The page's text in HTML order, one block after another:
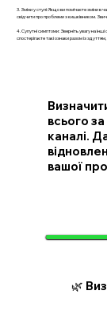
3. Зміни у стулі: Якщо ви помічаєте зміни в
свідчити про проблеми з кишківником.
4. Супутні симптоми: Зверніть увагу на
спостерігаєте такі ознаки разом із
всього
каналі.
вашої
🌿